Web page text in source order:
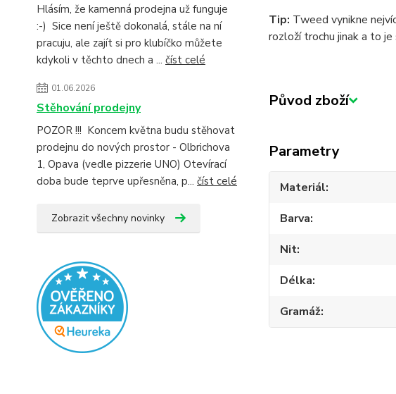
Hlásím, že kamenná prodejna už funguje
:-) Sice není ještě dokonalá, stále na ní
pracuju, ale zajít si pro klubíčko můžete
kdykoli v těchto dnech a ... číst celé
01.06.2026
Stěhování prodejny
POZOR !!! Koncem května budu stěhovat
prodejnu do nových prostor - Olbrichova
1, Opava (vedle pizzerie UNO) Otevírací
doba bude teprve upřesněna, p... číst celé
Zobrazit všechny novinky
Tip: Tweed vynikne
rozloží trochu jinak a to
Původ zboží
Parametry
Materiál
Barva
Nit
Délka
Gramáž